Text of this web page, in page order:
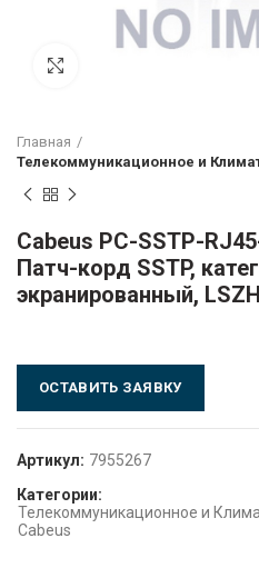
Главная
Телекоммуникационное и
Cabeus PC-SSTP-
Патч-корд SSTP,
экранированный,
ОСТАВИТЬ ЗАЯВКУ
Артикул: 7955267
Категории:
Телекоммуникационное и
Cabeus